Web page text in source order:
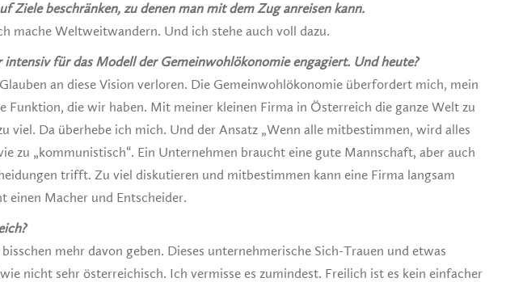
Ziele beschränken, zu denen man mit dem Zug anreisen kann.
mache Weltweitwandern. Und ich stehe auch voll dazu.
intensiv für das Modell der Gemeinwohlökonomie engagiert. Und heute?
an diese Vision verloren. Die Gemeinwohlökonomie überfordert mich, mein
Funktion, die wir haben. Mit meiner kleinen Firma in Österreich die ganze Welt zu
viel. Da überhebe ich mich. Und der Ansatz „Wenn alle mitbestimmen, wird alles
zu „kommunistisch“. Ein Unternehmen braucht eine gute Mannschaft, aber auch
trifft. Zu viel diskutieren und mitbestimmen kann eine Firma langsam
einen Macher und Entscheider.
mehr davon geben. Dieses unternehmerische Sich-Trauen und etwas
nicht sehr österreichisch. Ich vermisse es zumindest. Freilich ist es kein einfacher